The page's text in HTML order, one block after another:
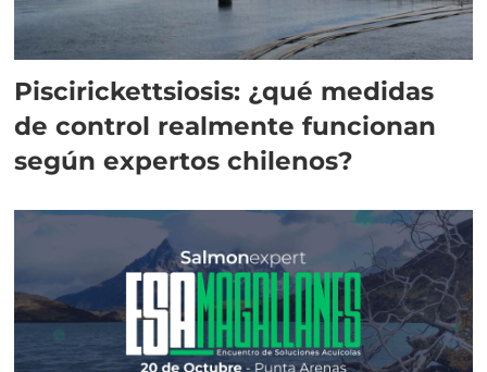
Piscirickettsiosis: ¿qué medidas
de control realmente funcionan
según expertos chilenos?